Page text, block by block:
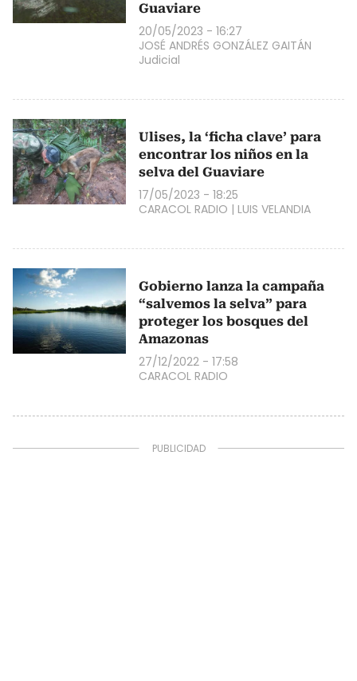
Guaviare
20/05/2023 - 16:27
JOSÉ ANDRÉS GONZÁLEZ GAITÁN
Judicial
Ulises, la ‘ficha clave’ para
encontrar los niños en la
selva del Guaviare
17/05/2023 - 18:25
CARACOL RADIO | LUIS VELANDIA
Gobierno lanza la campaña
“salvemos la selva” para
proteger los bosques del
Amazonas
27/12/2022 - 17:58
CARACOL RADIO